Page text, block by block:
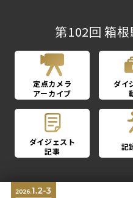
第102回 箱
定点カメラ
アーカイブ
ダイ
ダイジェスト
記事
記